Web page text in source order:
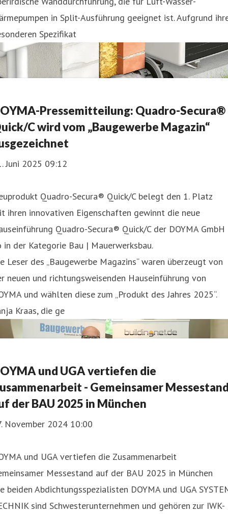
in Split-Ausführung geeignet ist. Aufgrund
Spezifikat
Pressemitteilung: Quadro-Secura®
C wird vom „Baugewerbe Magazin“
Juni 2025 09:12
Quadro-Secura® Quick/C belegt den 1. Platz
ihren innovativen Eigenschaften gewinnt die neue
Quadro-Secura® Quick/C der DOYMA
in der Kategorie Bau | Mauerwerksbau.
Leser des „Baugewerbe Magazins“ waren überzeugt von
neuen und richtungsweisenden Hauseinführung von
und wählten diese zum „Produkt des Jahres 2025“.
Kraas, die ge
und UGA vertiefen die
- Gemeinsamer
der BAU 2025 in München
November 2024 10:00
und UGA vertiefen die Zusammenarbeit
Messestand auf der BAU 2025 in München
beiden Abdichtungsspezialisten DOYMA und UGA
sind Schwesterunternehmen und gehören zur IWK-